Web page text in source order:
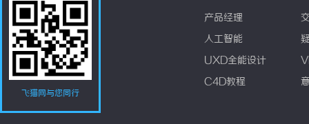
飞猫网与您同行
产品经理
人工智能
UXD全能设计
C4D教程